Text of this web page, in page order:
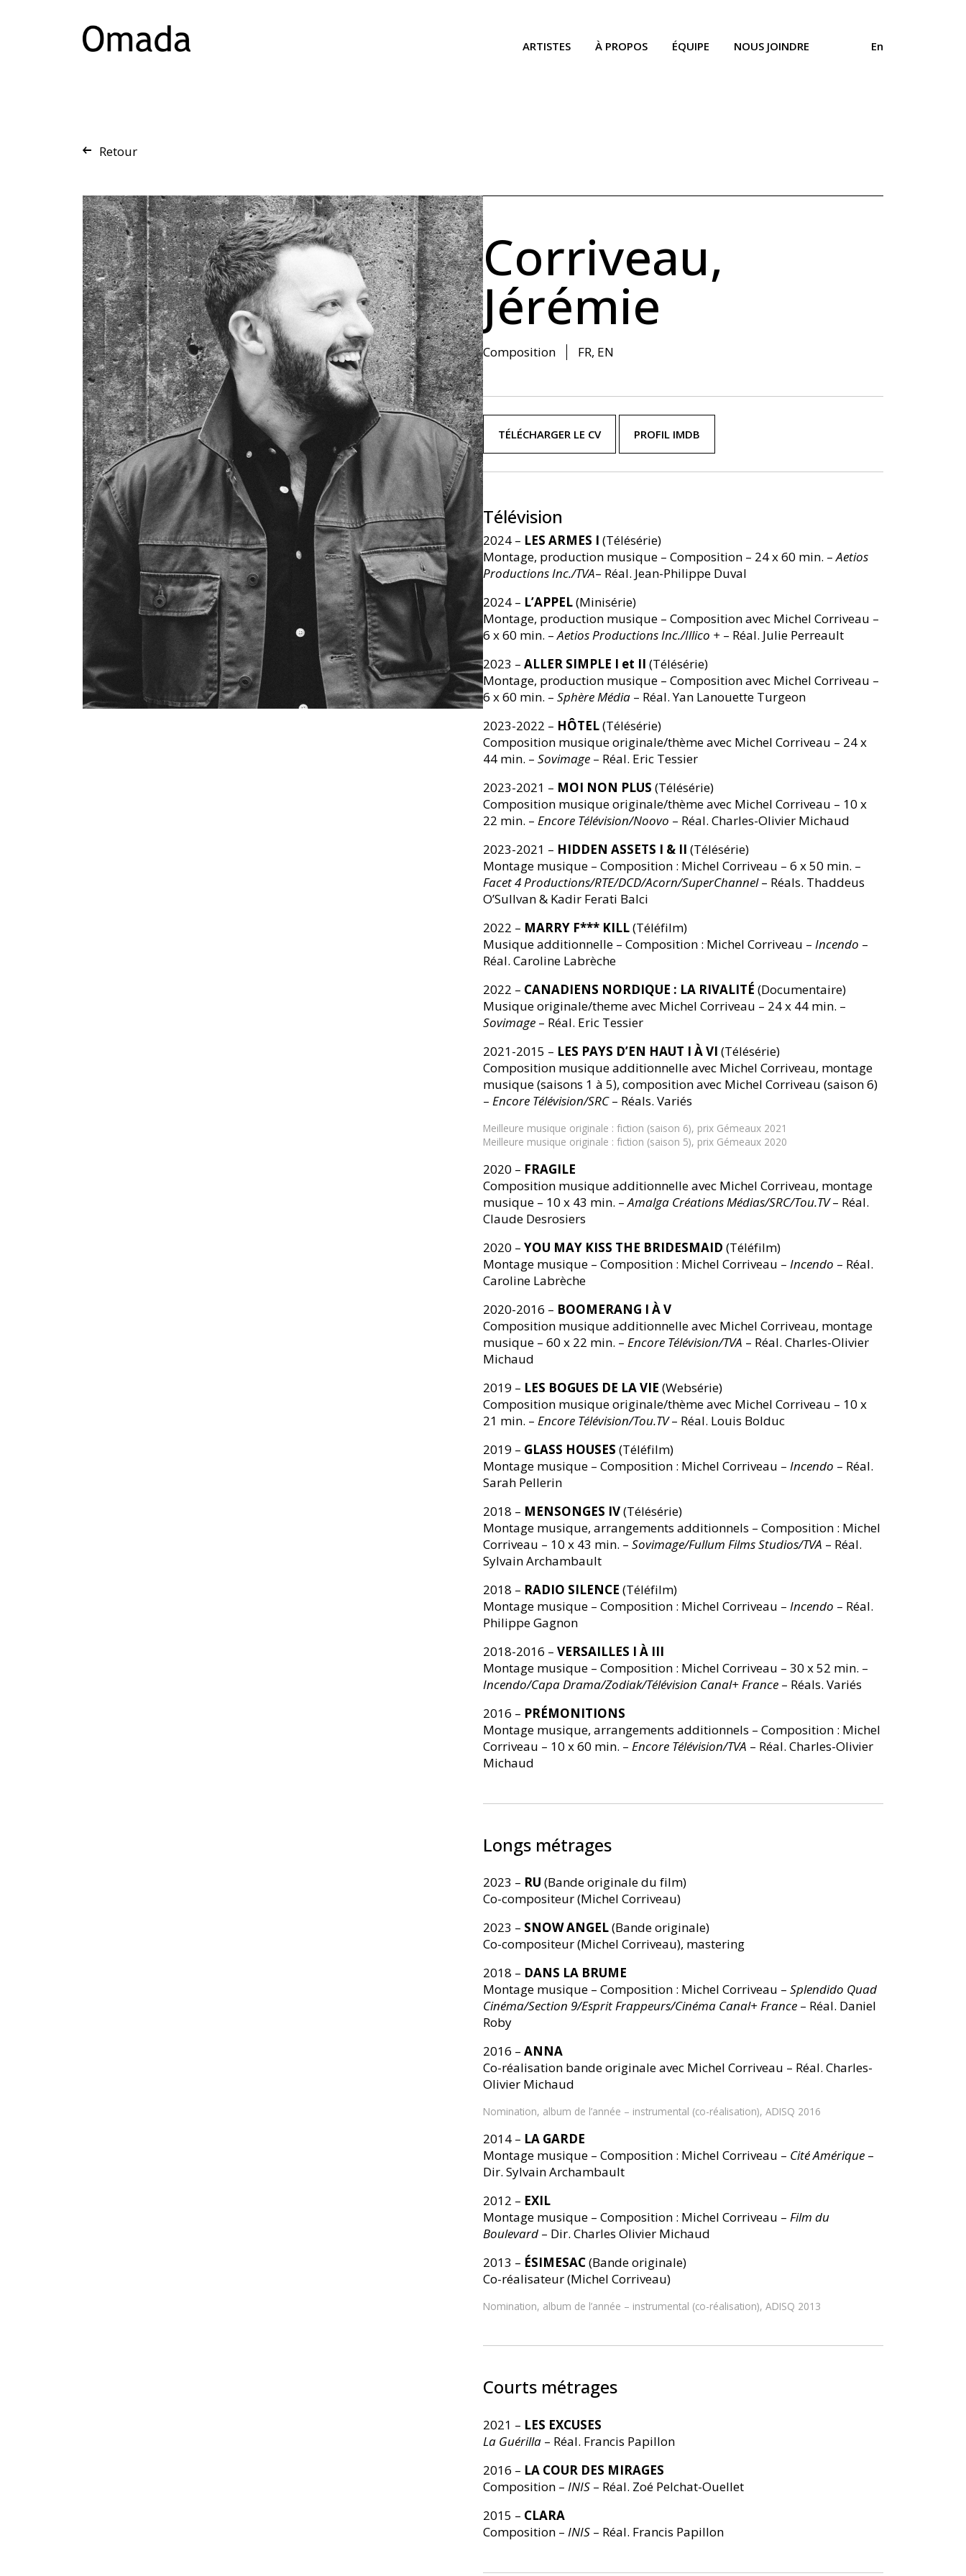
ARTISTES À PROPOS ÉQUIPE NOUS JOINDRE En
Retour
Corriveau,
Jérémie
Composition FR, EN
TÉLÉCHARGER LE CV PROFIL IMDB
Télévision
2024 – LES ARMES I (Télésérie)
Montage, production musique – Composition – 24 x 60 min. –Aetios
Productions Inc./TVA– Réal. Jean-Philippe Duval
2024 – L’APPEL(Minisérie)
Montage, production musique – Composition avec Michel Corriveau –
6 x 60 min. –Aetios Productions Inc./Illico + – Réal. Julie Perreault
2023 – ALLER SIMPLE I et II (Télésérie)
Montage, production musique – Composition avec Michel Corriveau –
6 x 60 min. – Sphère Média – Réal. Yan Lanouette Turgeon
2023-2022 – HÔTEL(Télésérie)
Composition musique originale/thème avec Michel Corriveau – 24 x
44 min. – Sovimage – Réal. Eric Tessier
2023-2021 – MOI NON PLUS (Télésérie)
Composition musique originale/thème avec Michel Corriveau – 10 x
22 min. – Encore Télévision/Noovo – Réal. Charles-Olivier Michaud
2023-2021 – HIDDEN ASSETS I & II (Télésérie)
Montage musique – Composition : Michel Corriveau – 6 x 50 min. –
Facet 4 Productions/RTE/DCD/Acorn/SuperChannel– Réals. Thaddeus
O’Sullvan & Kadir Ferati Balci
2022 – MARRY F*** KILL(Téléfilm)
Musique additionnelle – Composition : Michel Corriveau – Incendo –
Réal. Caroline Labrèche
2022 – CANADIENS NORDIQUE : LA RIVALITÉ (Documentaire)
Musique originale/theme avec Michel Corriveau – 24 x 44 min. –
Sovimage – Réal. Eric Tessier
2021-2015 – LES PAYS D’EN HAUT I À VI (Télésérie)
Composition musique additionnelle avec Michel Corriveau, montage
musique (saisons 1 à 5), composition avec Michel Corriveau (saison 6)
– Encore Télévision/SRC– Réals. Variés
Meilleure musique originale : fiction (saison 6), prix Gémeaux 2021
Meilleure musique originale : fiction (saison 5), prix Gémeaux 2020
2020 – FRAGILE
Composition musique additionnelle avec Michel Corriveau, montage
musique – 10 x 43 min. –Amalga Créations Médias/SRC/Tou.TV– Réal.
Claude Desrosiers
2020 – YOU MAY KISS THE BRIDESMAID (Téléfilm)
Montage musique – Composition : Michel Corriveau – Incendo – Réal.
Caroline Labrèche
2020-2016 – BOOMERANG I À V
Composition musique additionnelle avec Michel Corriveau, montage
musique – 60 x 22 min. – Encore Télévision/TVA – Réal. Charles-Olivier
Michaud
2019 – LES BOGUES DE LA VIE (Websérie)
Composition musique originale/thème avec Michel Corriveau – 10 x
21 min. – Encore Télévision/Tou.TV– Réal. Louis Bolduc
2019 – GLASS HOUSES (Téléfilm)
Montage musique – Composition : Michel Corriveau – Incendo – Réal.
Sarah Pellerin
2018 – MENSONGES IV(Télésérie)
Montage musique, arrangements additionnels – Composition : Michel
Corriveau – 10 x 43 min. – Sovimage/Fullum Films Studios/TVA – Réal.
Sylvain Archambault
2018 – RADIO SILENCE (Téléfilm)
Montage musique – Composition : Michel Corriveau – Incendo – Réal.
Philippe Gagnon
2018-2016 – VERSAILLES I À III
Montage musique – Composition : Michel Corriveau – 30 x 52 min. –
Incendo/Capa Drama/Zodiak/Télévision Canal+ France – Réals. Variés
2016 – PRÉMONITIONS
Montage musique, arrangements additionnels – Composition : Michel
Corriveau – 10 x 60 min. – Encore Télévision/TVA – Réal. Charles-Olivier
Michaud
Longs métrages
2023 – RU (Bande originale du film)
Co-compositeur (Michel Corriveau)
2023 – SNOW ANGEL(Bande originale)
Co-compositeur (Michel Corriveau), mastering
2018 – DANS LA BRUME
Montage musique – Composition : Michel Corriveau – Splendido Quad
Cinéma/Section 9/Esprit Frappeurs/Cinéma Canal+ France – Réal. Daniel
Roby
2016 – ANNA
Co-réalisation bande originale avec Michel Corriveau – Réal. Charles-
Olivier Michaud
Nomination, album de l’année – instrumental (co-réalisation), ADISQ 2016
2014 – LA GARDE
Montage musique – Composition : Michel Corriveau – Cité Amérique –
Dir. Sylvain Archambault
2012 – EXIL
Montage musique – Composition : Michel Corriveau – Film du
Boulevard – Dir. Charles Olivier Michaud
2013 – ÉSIMESAC(Bande originale)
Co-réalisateur (Michel Corriveau)
Nomination, album de l’année – instrumental (co-réalisation), ADISQ 2013
Courts métrages
2021 – LES EXCUSES
La Guérilla – Réal. Francis Papillon
2016 – LA COUR DES MIRAGES
Composition – INIS – Réal. Zoé Pelchat-Ouellet
2015 – CLARA
Composition – INIS – Réal. Francis Papillon